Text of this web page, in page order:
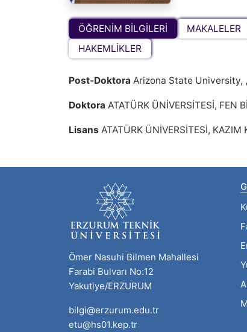
ÖĞRENİM BİLGİLERİ MAKALELER
HAKEMLİKLER
Post-Doktora Arizona State University,
Doktora ATATÜRK ÜNİVERSİTESİ, FEN
Lisans ATATÜRK ÜNİVERSİTESİ,
Ömer Nasuhi Bilmen Mahallesi
Farabi Bulvarı No:12
Yakutiye/ERZURUM
bilgi@erzurum.edu.tr
etu@hs01.kep.tr